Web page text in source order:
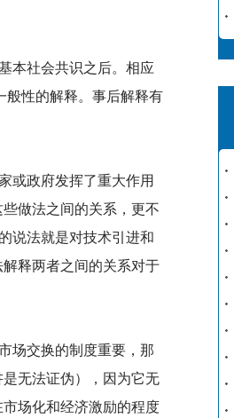
本社会共识之后。相应
般性的解释。事后解释有
或政府发挥了重大作用
做法之间的关系，更不
说法就是对技术引进和
释两者之间的关系对于
场交换的制度重要，那
无法证伪），因为它无
场化和经济激励的程度